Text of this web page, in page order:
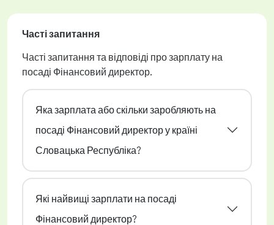
Часті запитання
Часті запитання та відповіді про зарплату на
посаді Фінансовий директор.
Яка зарплата або скільки заробляють на
посаді Фінансовий директор у країні
Словацька Республіка?
Які найвищі зарплати на посаді
Фінансовий директор?